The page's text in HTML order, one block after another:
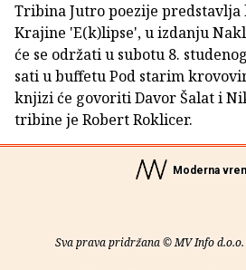
Tribina Jutro poezije
Krajine 'E(k)lipse', u izdanju
će se održati u subotu 8.
sati u buffetu Pod starim
knjizi će govoriti Davor Šalat i
tribine je Robert Roklicer.
Moderna
Sva prava pridržana © MV Info